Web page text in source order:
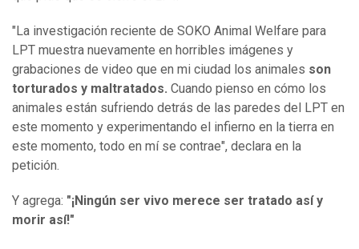
"La investigación reciente de SOKO Animal Welfare para
LPT muestra nuevamente en horribles imágenes y
grabaciones de video que en mi ciudad los animales son
torturados y maltratados. Cuando pienso en cómo los
animales están sufriendo detrás de las paredes del LPT en
este momento y experimentando el infierno en la tierra en
este momento, todo en mí se contrae", declara en la
petición.
Y agrega: "¡Ningún ser vivo merece ser tratado así y
morir así!"